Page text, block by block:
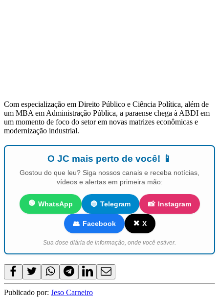
Com especialização em Direito Público e Ciência Política, além de
um MBA em Administração Pública, a paraense chega à ABDI em
um momento de foco do setor em novas matrizes econômicas e
modernização industrial.
O JC mais perto de você! 📱
Gostou do que leu? Siga nossos canais e receba notícias,
vídeos e alertas em primeira mão:
🟢 WhatsApp 🔵 Telegram 📸 Instagram
👥 Facebook ✖️ X
Sua dose diária de informação, onde você estiver.
Publicado por: Jeso Carneiro